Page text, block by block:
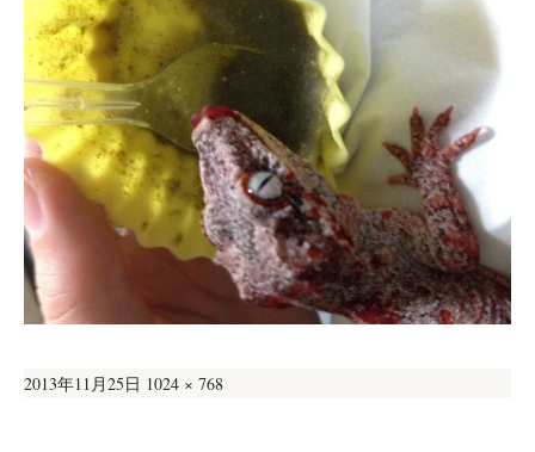
投
2013年11月25日 フ
1024 × 768